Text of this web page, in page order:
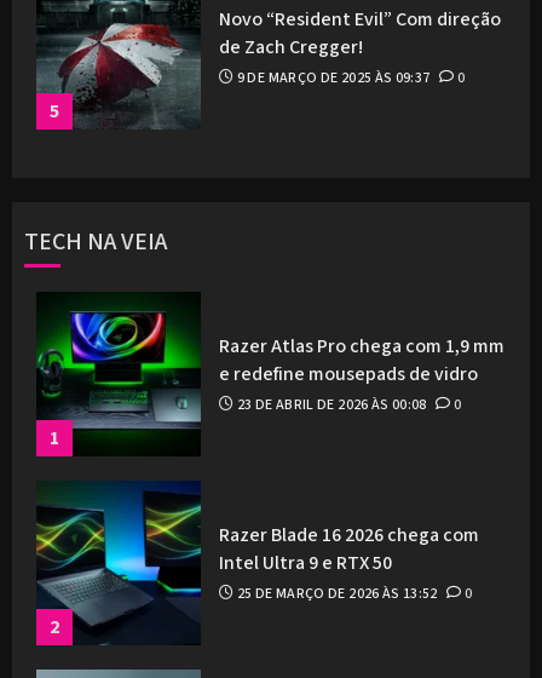
5
Novo “Resident Evil” Com direção
de Zach Cregger!
9 DE MARÇO DE 2025 ÀS 09:37 0
TECH NA VEIA
1
Razer Atlas Pro chega com 1,9 mm
e redefine mousepads de vidro
23 DE ABRIL DE 2026 ÀS 00:08 0
2
Razer Blade 16 2026 chega com
Intel Ultra 9 e RTX 50
25 DE MARÇO DE 2026 ÀS 13:52 0